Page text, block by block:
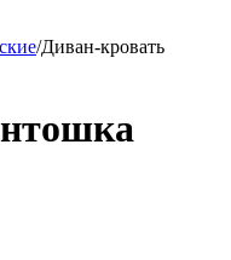
/Диван-кровать